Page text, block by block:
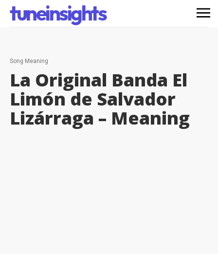
tuneinsights
Song Meaning
La Original Banda El
Limón de Salvador
Lizárraga – Meaning